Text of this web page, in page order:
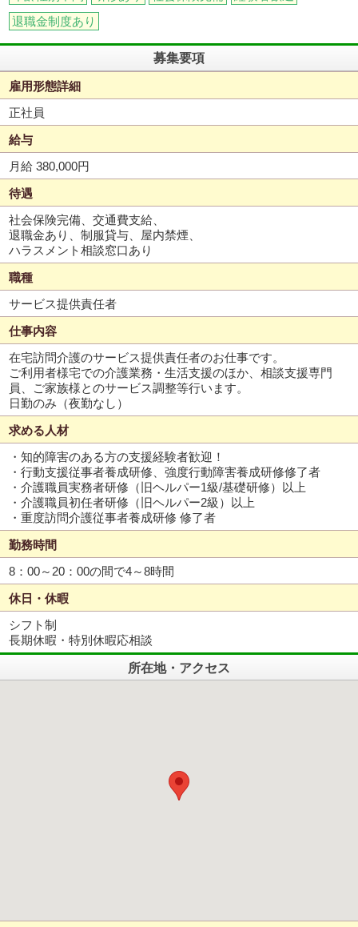
退職金制度あり
募集要項
雇用形態詳細
正社員
給与
月給 380,000円
待遇
社会保険完備、交通費支給、
退職金あり、制服貸与、屋内禁煙、
ハラスメント相談窓口あり
職種
サービス提供責任者
仕事内容
在宅訪問介護のサービス提供責任者のお仕事です。
ご利用者様宅での介護業務・生活支援のほか、相談支援専門
員、ご家族様とのサービス調整等行います。
日勤のみ（夜勤なし）
求める人材
・知的障害のある方の支援経験者歓迎！
・行動支援従事者養成研修、強度行動障害養成研修修了者
・介護職員実務者研修（旧ヘルパー1級/基礎研修）以上
・介護職員初任者研修（旧ヘルパー2級）以上
・重度訪問介護従事者養成研修 修了者
勤務時間
8：00～20：00の間で4～8時間
休日・休暇
シフト制
長期休暇・特別休暇応相談
所在地・アクセス